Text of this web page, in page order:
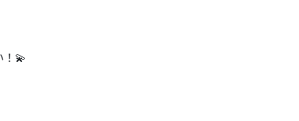
！💫